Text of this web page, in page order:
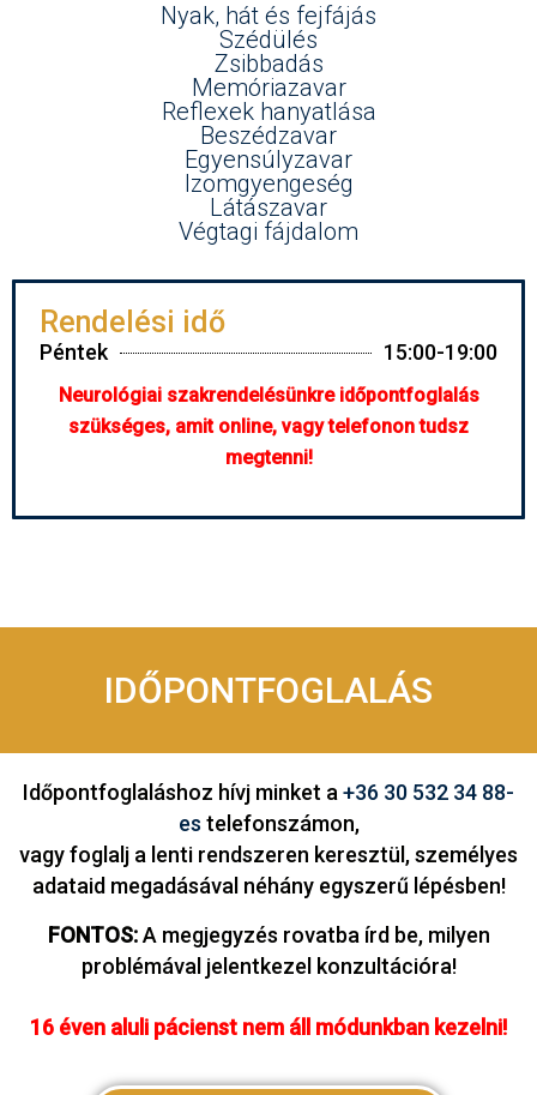
Nyak, hát és fejfájás
Szédülés
Zsibbadás
Memóriazavar
Reflexek hanyatlása
Beszédzavar
Egyensúlyzavar
Izomgyengeség
Látászavar
Végtagi fájdalom
Rendelési idő
Péntek 15:00-19:00
Neurológiai szakrendelésünkre időpontfoglalás
szükséges, amit online, vagy telefonon tudsz
megtenni!
IDŐPONTFOGLALÁS
Időpontfoglaláshoz hívj minket a +36 30 532 34 88-
es telefonszámon,
vagy foglalj a lenti rendszeren keresztül, személyes
adataid megadásával néhány egyszerű lépésben!
FONTOS:A megjegyzés rovatba írd be, milyen
problémával jelentkezel konzultációra!
16 éven aluli pácienst nem áll módunkban kezelni!